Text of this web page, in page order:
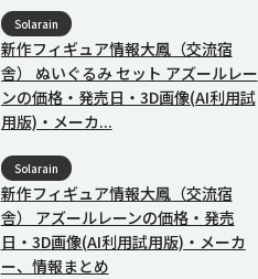
Solarain
新作フィギュア情報大鳳（交流宿
舎） ぬいぐるみ セット アズールレー
ンの価格・発売日・3D画像(AI利用試
用版)・メーカ...
Solarain
新作フィギュア情報大鳳（交流宿
舎） アズールレーンの価格・発売
日・3D画像(AI利用試用版)・メーカ
ー、情報まとめ